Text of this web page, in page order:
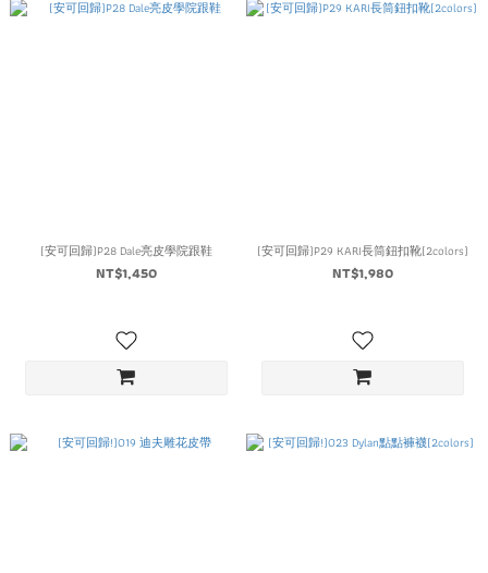
(安可回歸)P28 Dale亮皮學院跟鞋
NT$1,450
(安可回歸)P29 KARI長筒鈕扣靴(2colors)
NT$1,980